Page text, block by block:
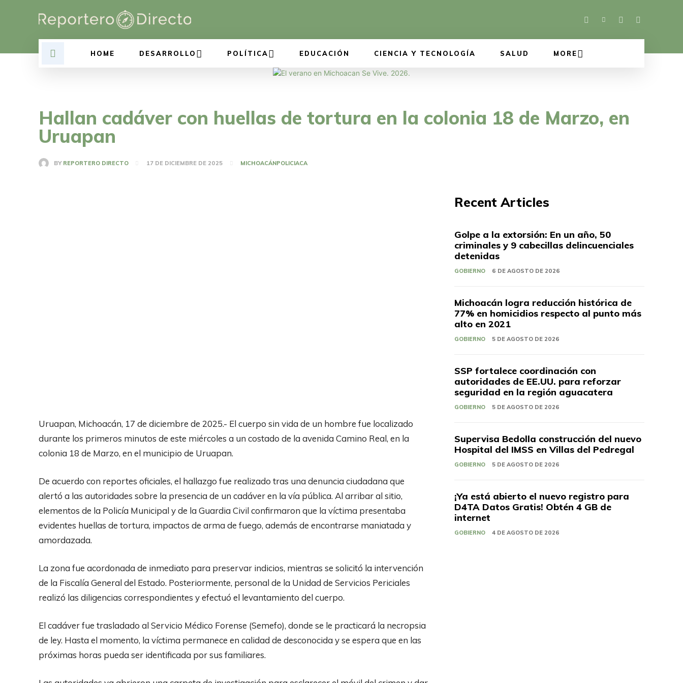
HOME DESARROLLO POLÍTICA EDUCACIÓN CIENCIA Y TECNOLOGÍA SALUD MORE
Hallan cadáver con huellas de tortura en la colonia 18 de Marzo, en
Uruapan
BY REPORTERO DIRECTO 17 DE DICIEMBRE DE 2025 MICHOACÁNPOLICIACA
Uruapan, Michoacán, 17 de diciembre de 2025.- El cuerpo sin vida de un hombre fue localizado
durante los primeros minutos de este miércoles a un costado de la avenida Camino Real, en la
colonia 18 de Marzo, en el municipio de Uruapan.
De acuerdo con reportes oficiales, el hallazgo fue realizado tras una denuncia ciudadana que
alertó a las autoridades sobre la presencia de un cadáver en la vía pública. Al arribar al sitio,
elementos de la Policía Municipal y de la Guardia Civil confirmaron que la víctima presentaba
evidentes huellas de tortura, impactos de arma de fuego, además de encontrarse maniatada y
amordazada.
La zona fue acordonada de inmediato para preservar indicios, mientras se solicitó la intervención
de la Fiscalía General del Estado. Posteriormente, personal de la Unidad de Servicios Periciales
realizó las diligencias correspondientes y efectuó el levantamiento del cuerpo.
El cadáver fue trasladado al Servicio Médico Forense (Semefo), donde se le practicará la necropsia
de ley. Hasta el momento, la víctima permanece en calidad de desconocida y se espera que en las
próximas horas pueda ser identificada por sus familiares.
Recent Articles
Golpe a la extorsión: En un año, 50
criminales y 9 cabecillas delincuenciales
detenidas
GOBIERNO 6 DE AGOSTO DE 2026
Michoacán logra reducción histórica de
77% en homicidios respecto al punto más
alto en 2021
GOBIERNO 5 DE AGOSTO DE 2026
SSP fortalece coordinación con
autoridades de EE.UU. para reforzar
seguridad en la región aguacatera
GOBIERNO 5 DE AGOSTO DE 2026
Supervisa Bedolla construcción del nuevo
Hospital del IMSS en Villas del Pedregal
GOBIERNO 5 DE AGOSTO DE 2026
¡Ya está abierto el nuevo registro para
D4TA Datos Gratis! Obtén 4 GB de
internet
GOBIERNO 4 DE AGOSTO DE 2026